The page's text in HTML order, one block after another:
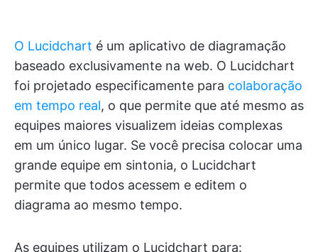
O Lucidchart é um aplicativo de diagramação
baseado exclusivamente na web. O Lucidchart
foi projetado especificamente para colaboração
em tempo real, o que permite que até mesmo as
equipes maiores visualizem ideias complexas
em um único lugar. Se você precisa colocar uma
grande equipe em sintonia, o Lucidchart
permite que todos acessem e editem o
diagrama ao mesmo tempo.
As equipes utilizam o Lucidchart para: